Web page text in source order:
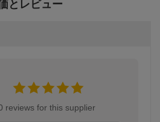
とレビュー
reviews for this supplier